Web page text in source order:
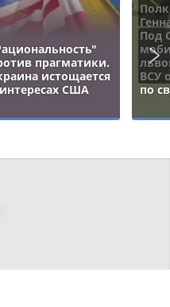
прагматики.
истощается
США
Под
ВСУ
по